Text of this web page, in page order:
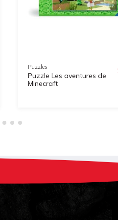
Puzzles
Puzzle Les aventures de
Minecraft